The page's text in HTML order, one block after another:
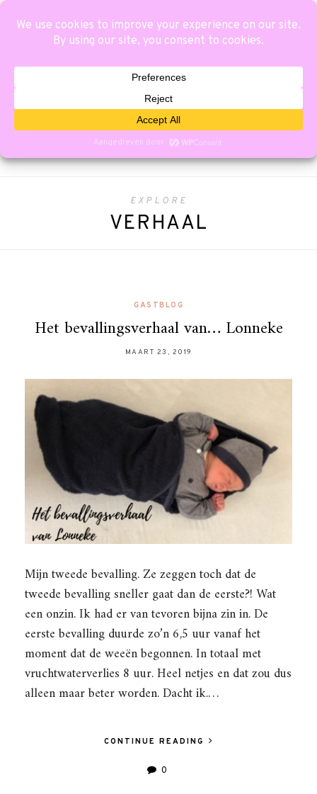
EXPLORE
VERHAAL
GASTBLOG
Het bevallingsverhaal van… Lonneke
MAART 23, 2019
Mijn tweede bevalling. Ze zeggen toch dat de
tweede bevalling sneller gaat dan de eerste?! Wat
een onzin. Ik had er van tevoren bijna zin in. De
eerste bevalling duurde zo’n 6,5 uur vanaf het
moment dat de weeën begonnen. In totaal met
vruchtwaterverlies 8 uur. Heel netjes en dat zou dus
alleen maar beter worden. Dacht ik.…
CONTINUE READING
0